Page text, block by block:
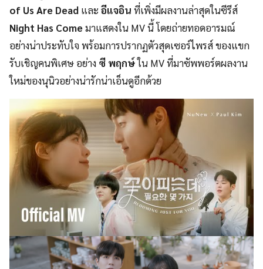
of Us Are Dead และ อีแจอิน ที่เพิ่งมีผลงานล่าสุดในซีรีส์
Night Has Comeมาแสดงใน MV นี้ โดยถ่ายทอดอารมณ์
อย่างน่าประทับใจ พร้อมการปรากฏตัวสุดเซอร์ไพรส์ ของแขก
รับเชิญคนพิเศษ อย่าง ซี พฤกษ์ใน MV ที่มาซัพพอร์ตผลงาน
ใหม่ของนุนิวอย่างน่ารักน่าเอ็นดูอีกด้วย